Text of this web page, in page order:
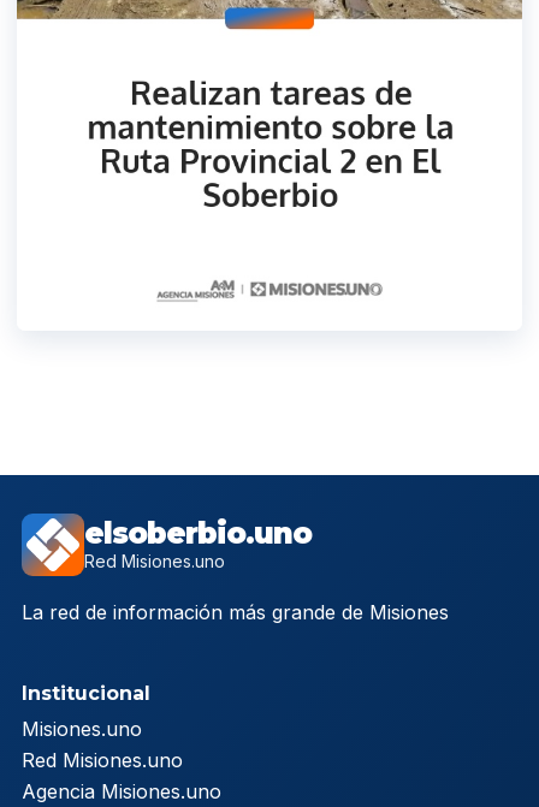
elsoberbio.uno
Red Misiones.uno
La red de información más grande de Misiones
Institucional
Misiones.uno
Red Misiones.uno
Agencia Misiones.uno